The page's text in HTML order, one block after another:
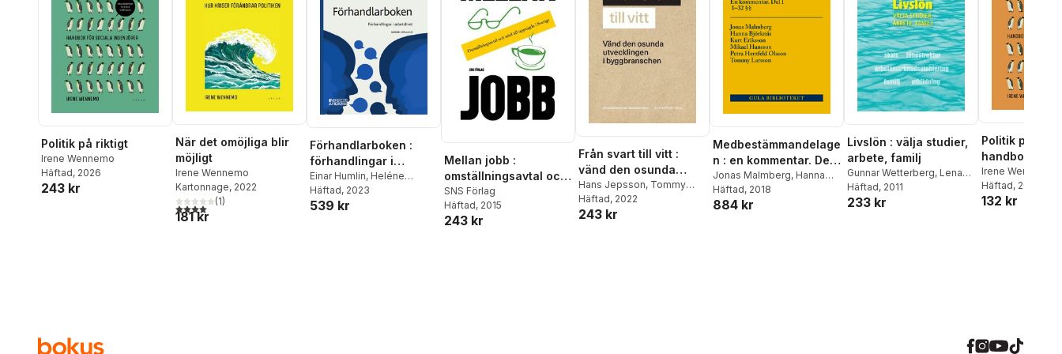
Movitz,Roland Paulsen ,
Lisa Schmidt,Per
Sederblad John Sjöström
Egil J. Skorstad
Tåhlin,Ylva Ulfsdotter
Irene Wennemo
Politik på riktigt
Irene Wennemo
Häftad, 2026
243 kr
När det omöjliga blir
möjligt
Irene Wennemo
Kartonnage, 2022
4,0utav 5 stjärnor. Totalt antal röster:
(1)
181 kr
Förhandlarboken :
förhandlingar i
arbetslivet
Einar Humlin, Heléne
Hellström Persson
Stenmo
Häftad, 2023
539 kr
Mellan jobb :
omställningsavtal och
stöd till uppsagda i
Sverige
SNS Förlag
Häftad, 2015
243 kr
Från svart till vitt :
vänd den osunda
utvecklingen i
byggbranschen
Hans Jepsson, Tommy
Larsson ,Susanna Ribrant
Lars-Olof Pettersson
Häftad, 2022
243 kr
Medbestämmandelage
n : en kommentar. Del
I, 1-32 §§
Jonas Malmberg, Hanna
Björknäs,Kurt Eriksson
Mikael Hansson
Häftad, 2018
884 kr
Livslön : välja studier,
arbete, familj
Gunnar Wetterberg, Lena
Granqvist,Håkan Regnér
Thomas Ljunglöf
Häftad, 2011
233 kr
Politik på
handbok för
ingenjörer
Irene Wennemo
Häftad, 2022
132 kr